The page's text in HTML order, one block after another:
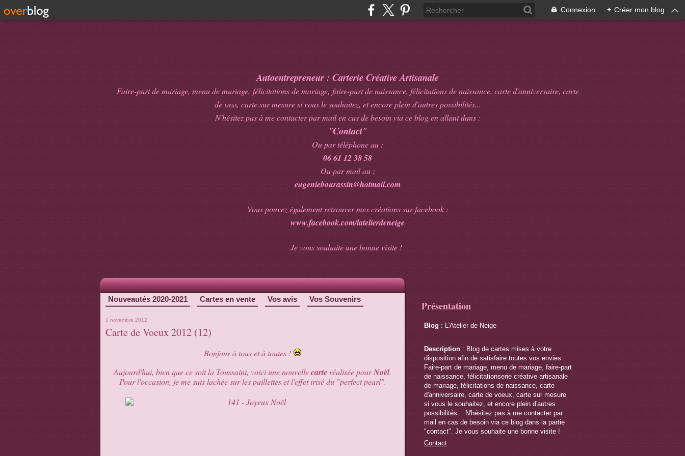
Connexion + Créer mon blog
Autoentrepreneur : Carterie Créative Artisanale
Faire-part de mariage, menu de mariage, félicitations de mariage, faire-part de naissance, félicitations de naissance, carte d'anniversaire, carte
de vœux, carte sur mesure si vous le souhaitez, et encore plein d'autres possibilités...
N'hésitez pas à me contacter par mail en cas de besoin via ce blog en allant dans :
"Contact"
Ou par téléphone au :
06 61 12 38 58
Ou par mail au :
eugeniebourassin@hotmail.com
Vous pouvez également retrouver mes créations sur facebook :
www.facebook.com/latelierdeneige
Je vous souhaite une bonne visite !
Nouveautés 2020-2021 Cartes en vente Vos avis Vos Souvenirs
1 novembre 2012
Carte de Voeux 2012 (12)
Bonjour à tous et à toutes !
Aujourd'hui, bien que ce soit la Toussaint, voici une nouvellecarte réalisée pourNoël.
Pour l'occasion, je me suis lachée sur les paillettes et l'effet irisé du "perfect pearl".
Présentation
Blog : L'Atelier de Neige
Description : Blog de cartes mises à votre
disposition afin de satisfaire toutes vos envies :
Faire-part de mariage, menu de mariage, faire-part
de naissance, félicitationserie créative artisanale
de mariage, félicitations de naissance, carte
d'anniversaire, carte de voeux, carte sur mesure
si vous le souhaitez, et encore plein d'autres
possibilités... N'hésitez pas à me contacter par
mail en cas de besoin via ce blog dans la partie
"contact". Je vous souhaite une bonne visite !
Contact